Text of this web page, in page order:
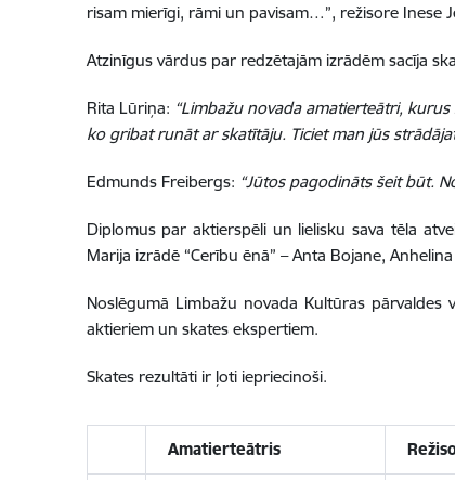
risam mierīgi, rāmi un pavisam…”, režisore Inese
Atzinīgus vārdus par redzētajām izrādēm sacīja
Rita Lūriņa: “Limbažu novada amatierteātri,
ko gribat runāt ar skatītāju. Ticiet man jūs
Edmunds Freibergs: “Jūtos pagodināts šeit būt.
Diplomus par aktierspēli un lielisku sava tēla
Marija izrādē “Cerību ēnā” – Anta Bojane,
Noslēgumā Limbažu novada Kultūras pārvaldes
aktieriem un skates ekspertiem.
Skates rezultāti ir ļoti iepriecinoši.
Amatierteātris